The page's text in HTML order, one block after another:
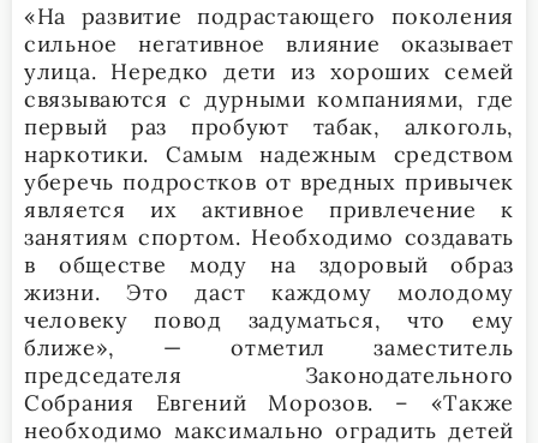
«На развитие подрастающего поколения
сильное негативное влияние оказывает
улица. Нередко дети из хороших семей
связываются с дурными компаниями, где
первый раз пробуют табак, алкоголь,
наркотики. Самым надежным средством
уберечь подростков от вредных привычек
является их активное привлечение к
занятиям спортом. Необходимо создавать
в обществе моду на здоровый образ
жизни. Это даст каждому молодому
человеку повод задуматься, что ему
ближе», — отметил заместитель
председателя Законодательного
Собрания Евгений Морозов. – «Также
необходимо максимально оградить детей